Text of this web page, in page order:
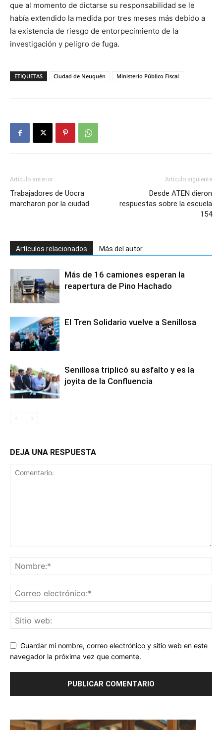
que al momento de dictarse su responsabilidad se le
había extendido la medida por tres meses más debido a
la existencia de riesgo de entorpecimiento de la
investigación y peligro de fuga.
ETIQUETAS Ciudad de Neuquén Ministerio Público Fiscal
Artículo anterior
Trabajadores de Uocra
marcharon por la ciudad
Artículo siguiente
Desde ATEN dieron
respuestas sobre la escuela
154
Artículos relacionados Más del autor
Más de 16 camiones esperan la
reapertura de Pino Hachado
El Tren Solidario vuelve a Senillosa
Senillosa triplicó su asfalto y es la
joyita de la Confluencia
DEJA UNA RESPUESTA
Guardar mi nombre, correo electrónico y sitio web en este
navegador la próxima vez que comente.